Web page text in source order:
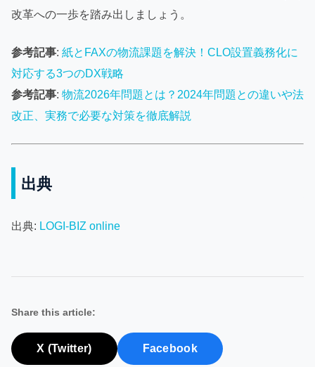
改革への一歩を踏み出しましょう。
参考記事: 紙とFAXの物流課題を解決！CLO設置義務化に
対応する3つのDX戦略
参考記事: 物流2026年問題とは？2024年問題との違いや法
改正、実務で必要な対策を徹底解説
出典
出典: LOGI-BIZ online
Share this article:
X (Twitter) Facebook